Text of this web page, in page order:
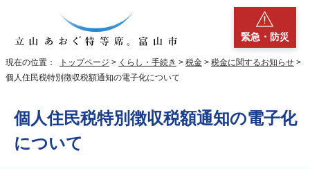
緊急・防災
現在の位置： トップページ > くらし・手続き > 税金 > 税金に関するお知らせ >
個人住民税特別徴収税額通知の電子化について
個人住民税特別徴収税額通知の電子化
について